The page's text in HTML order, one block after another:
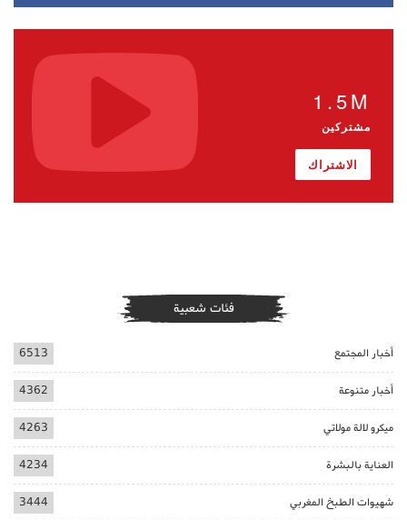
1.5M
مشتركين
الاشتراك
فئات شعبية
أخبار المجتمع 6513
أخبار متنوعة 4362
ميكرو لالة مولاتي 4263
العناية بالبشرة 4234
شهيوات الطبخ المغربي 3444